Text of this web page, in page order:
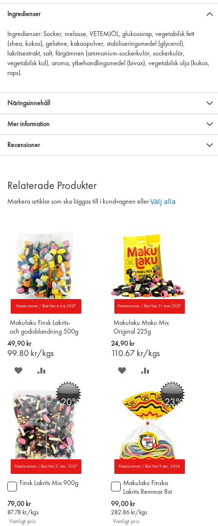
Ingredienser
Ingredienser: Socker, melasse, VETEMJÖL, glukossirap, vegetabilsk fett
(shea, kokos), gelatine, kakaopulver, stabiliseringsmedel (glycerol),
lakritsextrakt, salt, färgämnen (ammonium-sockerkulör, sockerkulör,
vegetabilsk kol), aroma, ytbehandlingsmedel (bivax), vegetabilsk olja (kokos,
raps).
Näringsinnehåll
Mer information
Recensioner
Relaterade Produkter
Markera artiklar som ska läggas till i kundvagnen eller Välj alla
Parasta ennen / Bäst före 4 maj 2027
Makulaku Finsk Lakrits-
och godisblandning 500g
49,90 kr
99.80 kr/kgs
SPARA
ÖNSKELISTAN
JÄMFÖR
Parasta ennen / Bäst före 31 mars 2027
Makulaku Maku Mix
Original 225g
24,90 kr
110.67 kr/kgs
SPARA
ÖNSKELISTAN
JÄMFÖR
Parasta ennen / Bäst före 31 dec. 2027
-20%
Finsk Lakrits Mix 900g
Special
Price
79,00 kr
87.78 kr/kgs
Vanligt pris
Lägg
i
varukorgen
-23%
Parasta ennen / Bäst före 9 dec. 2026
Makulaku Finska
Lakrits Remmar 8st
Special
Price
99,00 kr
282.86 kr/kgs
Vanligt pris
Lägg
till
i
varukorgen